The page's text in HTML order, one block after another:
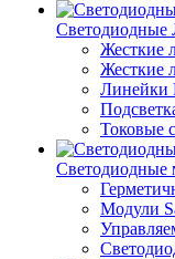
Светодиодные
Жесткие
Жесткие
Линейки
Токовые
Светодиодные
Модули